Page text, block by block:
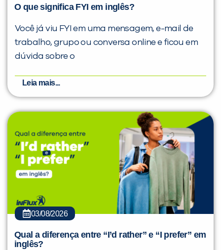
O que significa FYI em inglês?
Você já viu FYI em uma mensagem, e-mail de
trabalho, grupo ou conversa online e ficou em
dúvida sobre o
Leia mais...
03/08/2026
Qual a diferença entre “I’d rather” e “I prefer” em
inglês?